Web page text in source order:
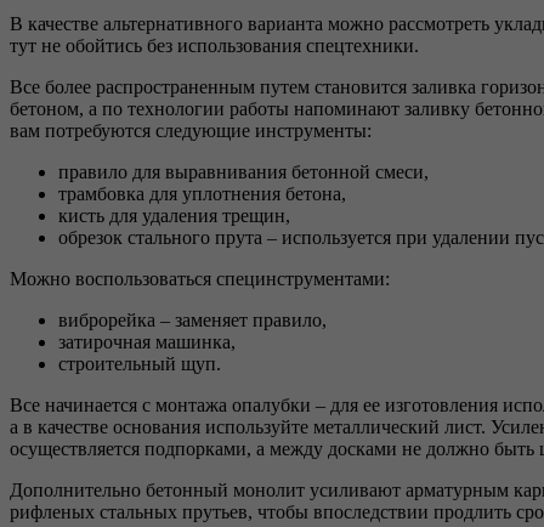
В качестве альтернативного варианта можно рассмотреть
тут не обойтись без использования спецтехники.
Все более распространенным путем становится заливка
бетоном, а по технологии работы напоминают заливку
вам потребуются следующие инструменты:
правило для выравнивания бетонной смеси,
трамбовка для уплотнения бетона,
кисть для удаления трещин,
обрезок стального прута – используется при удалении
Можно воспользоваться специнструментами:
виброрейка – заменяет правило,
затирочная машинка,
строительный щуп.
Все начинается с монтажа опалубки – для ее изготовления
а в качестве основания используйте металлический лист.
осуществляется подпорками, а между досками не должно быть
Дополнительно бетонный монолит усиливают арматурным
рифленых стальных прутьев, чтобы впоследствии продлить